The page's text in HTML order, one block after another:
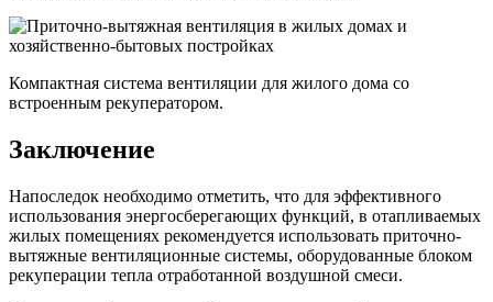
Компактная система вентиляции для жилого дома со
встроенным рекуператором.
Заключение
Напоследок необходимо отметить, что для эффективного
использования энергосберегающих функций, в отапливаемых
жилых помещениях рекомендуется использовать приточно-
вытяжные вентиляционные системы, оборудованные блоком
рекуперации тепла отработанной воздушной смеси.